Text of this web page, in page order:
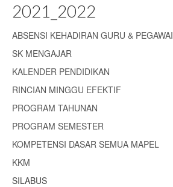
2021_2022
ABSENSI KEHADIRAN GURU & PEGAWAI
SK MENGAJAR
KALENDER PENDIDIKAN
RINCIAN MINGGU EFEKTIF
PROGRAM TAHUNAN
PROGRAM SEMESTER
KOMPETENSI DASAR SEMUA MAPEL
KKM
SILABUS